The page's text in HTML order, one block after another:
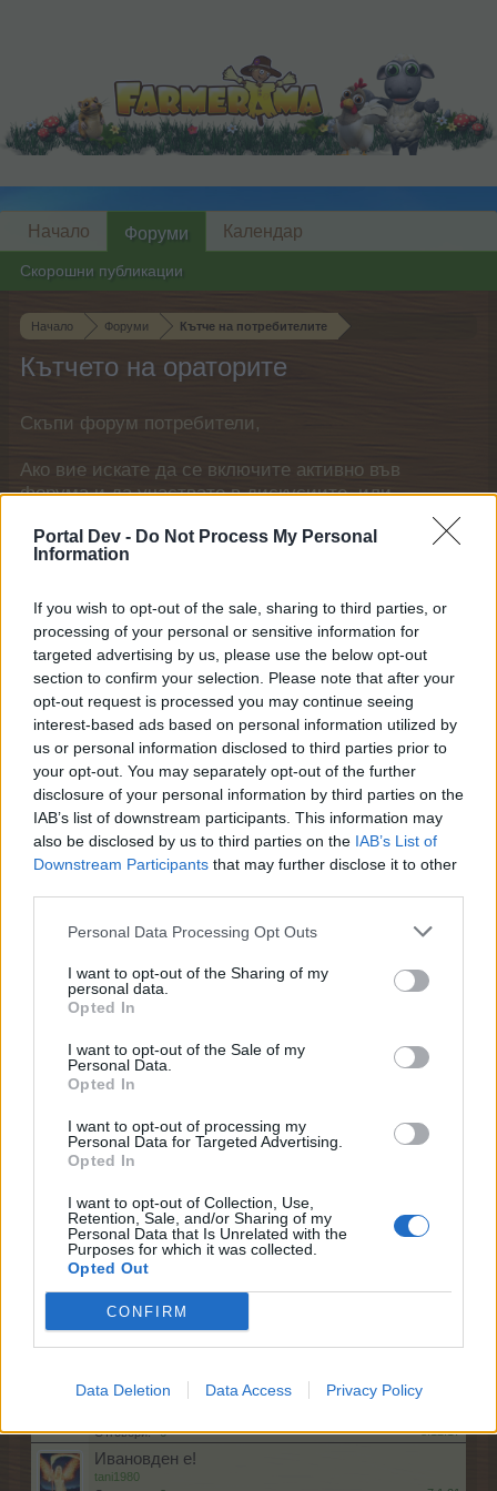
Portal Dev - Do Not Process My Personal
Information
If you wish to opt-out of the sale, sharing to third parties, or
processing of your personal or sensitive information for
targeted advertising by us, please use the below opt-out
section to confirm your selection. Please note that after your
opt-out request is processed you may continue seeing
interest-based ads based on personal information utilized by
us or personal information disclosed to third parties prior to
your opt-out. You may separately opt-out of the further
disclosure of your personal information by third parties on the
IAB’s list of downstream participants. This information may
also be disclosed by us to third parties on the IAB’s List of
Downstream Participants that may further disclose it to other
Personal Data Processing Opt Outs
I want to opt-out of the Sharing of my
personal data.
Opted In
I want to opt-out of the Sale of my
Personal Data.
Opted In
I want to opt-out of processing my
Personal Data for Targeted Advertising.
Opted In
I want to opt-out of Collection, Use,
Retention, Sale, and/or Sharing of my
Personal Data that Is Unrelated with the
Purposes for which it was collected.
Opted Out
CONFIRM
Data Deletion Data Access Privacy Policy
Начало Форуми Кътче на потребителите
Кътчето на ораторите
Скъпи форум потребители,
Ако вие искате да се включите активно във
форума и да участвате в дискусиите, или
първо ще трябва да влезете в играта. Моля,
регистрирайте се, ако нямате собствен акаунт.
посещение във форума!Играйте тук
Заглавие ↓
съобщение
Честитки
Bamze
Отговори:
8 1.1.25
Честита пролет
.TAINNA.
Отговори:
4
Честит празник, Българи!
Отговори:
1 3.3.20
Честит празник!
Отговори:
0 24.5.20
pepa551
Отговори:
2
Отговори:
8 7.10.24
Съседа sabchooo
Отговори:
10
Покажете своята Ферма
Калисто
От колко време играете Фармерама?
pineapple87 ... 2
Отговори: 25
Ниво 200
BUTTERFLAYS
Отговори:
4
На кое ниво сте?
БГфорум
Лично Творчество
Отговори:
6 8.12.17
Ивановден е!
tani1980
Начало Форуми
Скорошни публикации
Календар